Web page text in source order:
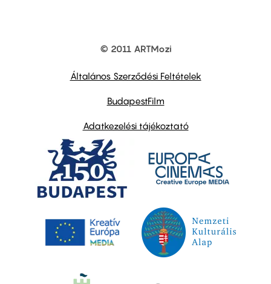
© 2011 ARTMozi
Általános Szerződési Feltételek
BudapestFilm
Adatkezelési tájékoztató